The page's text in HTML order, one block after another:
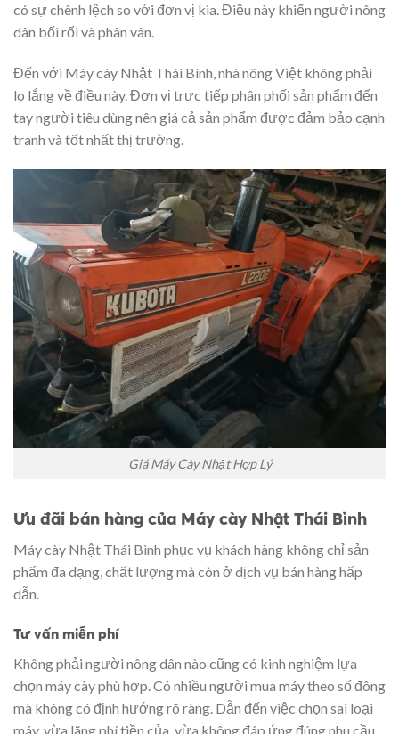
có sự chênh lệch so với đơn vị kia. Điều này khiến người nông
dân bối rối và phân vân.
Đến với Máy cày Nhật Thái Bình, nhà nông Việt không phải
lo lắng về điều này. Đơn vị trực tiếp phân phối sản phẩm đến
tay người tiêu dùng nên giá cả sản phẩm được đảm bảo cạnh
tranh và tốt nhất thị trường.
Giá Máy Cày Nhật Hợp Lý
Ưu đãi bán hàng của Máy cày Nhật Thái Bình
Máy cày Nhật Thái Bình phục vụ khách hàng không chỉ sản
phẩm đa dạng, chất lượng mà còn ở dịch vụ bán hàng hấp
dẫn.
Tư vấn miễn phí
Không phải người nông dân nào cũng có kinh nghiệm lựa
chọn máy cày phù hợp. Có nhiều người mua máy theo số đông
mà không có định hướng rõ ràng. Dẫn đến việc chọn sai loại
máy, vừa lãng phí tiền của, vừa không đáp ứng đúng nhu cầu